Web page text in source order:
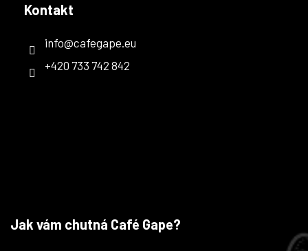
Kontakt
info@cafegape.eu
+420 733 742 842
Jak vám chutná Café Gape?